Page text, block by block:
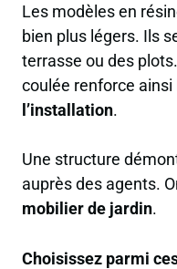
Les modèles en
bien plus légers. Ils
terrasse ou des
coulée renforce ainsi
l’installation.
Une structure
auprès des agents.
mobilier de jardin.
Choisissez parmi